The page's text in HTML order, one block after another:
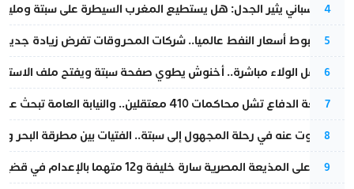
4
تقرير إسباني يثير الجدل: هل يستطيع المغرب السيطرة على سبتة
5
رغم هبوط أسعار النفط عالميا.. شركات المحروقات تفرض زيادة
6
بعد حفل الولاء مباشرة.. أخنوش يطوي صفحة سبتة ويفتح ملف
7
مقاطعة الدفاع تشل محاكمات 410 معتقلين.. والنيابة العامة تبحث عن حل قانوني
8
المسكوت عنه في رحلة المجهول إلى سبتة.. الفتيات بين مطرقة البحر
9
الحكم على المذيعة المصرية سارة خليفة و12 متهما بالإعدام في قضية هزت بلاد الفراعنة